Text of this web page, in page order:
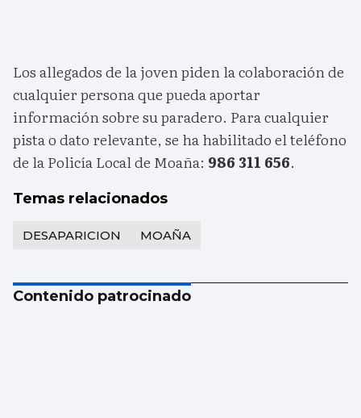
Los allegados de la joven piden la colaboración de
cualquier persona que pueda aportar
información sobre su paradero. Para cualquier
pista o dato relevante, se ha habilitado el teléfono
de la Policía Local de Moaña: 986 311 656.
Temas relacionados
DESAPARICION MOAÑA
Contenido patrocinado